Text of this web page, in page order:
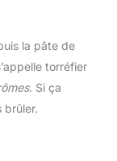
la pâte de
torréfier
. Si ça
brûler.